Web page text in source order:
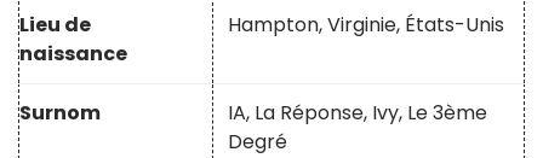
Lieu de
naissance
Hampton, Virginie, États-Unis
Surnom
IA, La Réponse, Ivy, Le 3ème
Degré